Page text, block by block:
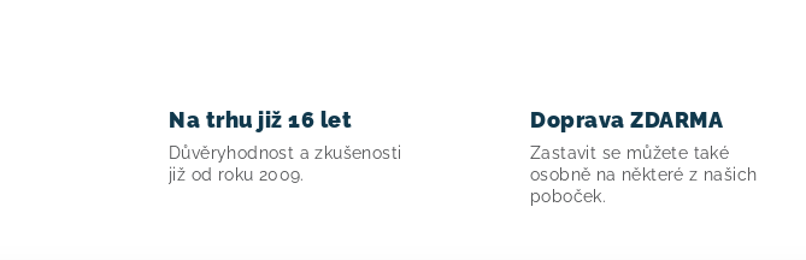
Na trhu již 16 let
Důvěryhodnost a zkušenosti
již od roku 2009.
Doprava ZDARMA
Zastavit se můžete také
osobně na některé z našich
poboček.